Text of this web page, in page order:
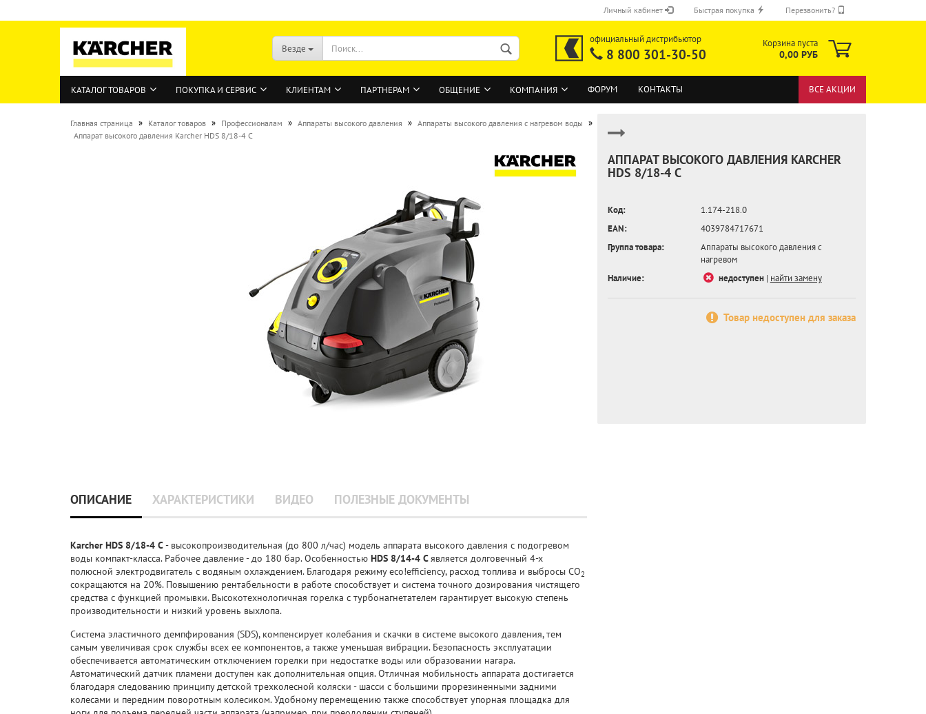
Личный кабинет
ВОЙТИ
Забыли пароль?
Быстрая покупка Перезвонить?
ОТПРАВИТЬ
Везде
официальный дистрибьютор
8 800 301-30-50
Корзина пуста
0,00 РУБ
КАТАЛОГ ТОВАРОВ ПОКУПКА И СЕРВИС КЛИЕНТАМ ПАРТНЕРАМ ОБЩЕНИЕ КОМПАНИЯ ФОРУМ КОНТАКТЫ ВСЕ АКЦИИ
Главная страница » Каталог товаров » Профессионалам » Аппараты высокого давления » Аппараты высокого давления с нагревом воды »
Аппарат высокого давления Karcher HDS 8/18-4 C
АППАРАТ ВЫСОКОГО ДАВЛЕНИЯ KARCHER
HDS 8/18-4 C
Код:
1.174-218.0
EAN:
4039784717671
Группа товара:
Аппараты высокого давления с
нагревом
Наличие:
недоступен| найти замену
Товар недоступен для заказа
ОПИСАНИЕ ХАРАКТЕРИСТИКИ ВИДЕО ПОЛЕЗНЫЕ ДОКУМЕНТЫ
Karcher HDS 8/18-4 C- высокопроизводительная (до 800 л/час) модель аппарата высокого давления с подогревом
воды компакт-класса. Рабочее давление - до 180 бар. Особенностью HDS 8/14-4 Cявляется долговечный 4-х
полюсной электродвигатель с водяным охлаждением. Благодаря режиму eco!efficiency, расход топлива и выбросы CO2
сокращаются на 20%. Повышению рентабельности в работе способствует и система точного дозирования чистящего
средства с функцией промывки. Высокотехнологичная горелка с турбонагнетателем гарантирует высокую степень
производительности и низкий уровень выхлопа.
Система эластичного демпфирования (SDS), компенсирует колебания и скачки в системе высокого давления, тем
самым увеличивая срок службы всех ее компонентов, а также уменьшая вибрации. Безопасность эксплуатации
обеспечивается автоматическим отключением горелки при недостатке воды или образовании нагара.
Автоматический датчик пламени доступен как дополнительная опция. Отличная мобильность аппарата достигается
благодаря следованию принципу детской трехколесной коляски - шасси с большими прорезиненными задними
колесами и передним поворотным колесиком. Удобному перемещению также способствует упорная площадка для